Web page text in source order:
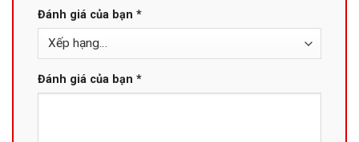
Đánh giá của bạn *
Đánh giá của bạn *